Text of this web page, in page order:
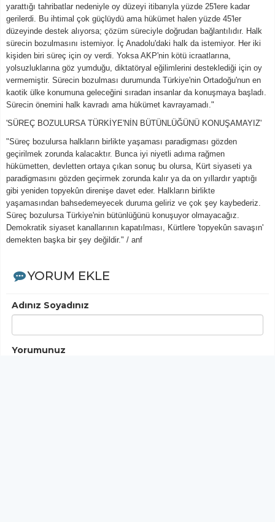
yarattığı tahribatlar nedeniyle oy düzeyi itibarıyla yüzde 25'lere kadar
gerilerdi. Bu ihtimal çok güçlüydü ama hükümet halen yüzde 45'ler
düzeyinde destek alıyorsa; çözüm süreciyle doğrudan bağlantılıdır. Halk
sürecin bozulmasını istemiyor. İç Anadolu'daki halk da istemiyor. Her iki
kişiden biri süreç için oy verdi. Yoksa AKP'nin kötü icraatlarına,
yolsuzluklarına göz yumduğu, diktatöryal eğilimlerini desteklediği için oy
vermemiştir. Sürecin bozulması durumunda Türkiye'nin Ortadoğu'nun en
kaotik ülke konumuna geleceğini sıradan insanlar da konuşmaya başladı.
Sürecin önemini halk kavradı ama hükümet kavrayamadı."
'SÜREÇ BOZULURSA TÜRKİYE'NİN BÜTÜNLÜĞÜNÜ KONUŞAMAYIZ'
"Süreç bozulursa halkların birlikte yaşaması paradigması gözden
geçirilmek zorunda kalacaktır. Bunca iyi niyetli adıma rağmen
hükümetten, devletten ortaya çıkan sonuç bu olursa, Kürt siyaseti ya
paradigmasını gözden geçirmek zorunda kalır ya da on yıllardır yaptığı
gibi yeniden topyekûn direnişe davet eder. Halkların birlikte
yaşamasından bahsedemeyecek duruma geliriz ve çok şey kaybederiz.
Süreç bozulursa Türkiye'nin bütünlüğünü konuşuyor olmayacağız.
Demokratik siyaset kanallarının kapatılması, Kürtlere 'topyekûn savaşın'
demekten başka bir şey değildir." / anf
YORUM EKLE
Adınız Soyadınız
Yorumunuz